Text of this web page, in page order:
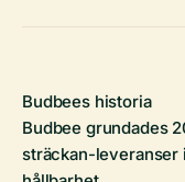
Budbees historia
Budbee grundades
sträckan-leveranser